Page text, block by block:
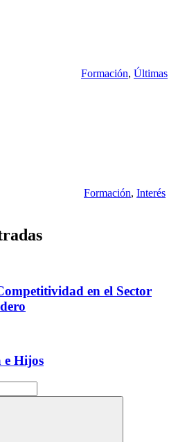
Formación, Últimas
Formación, Interés
en el Sector
e Hijos